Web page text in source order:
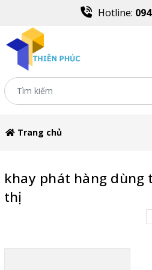
Hotline:
Trang chủ
khay phát hàng dùng
thị